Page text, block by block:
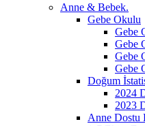
Anne & Bebek.
Gebe Okulu
Gebe
Gebe
Gebe
Gebe
Doğum
2024
2023
Anne Dostu